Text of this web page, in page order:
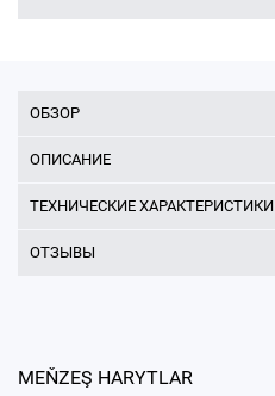
ОБЗОР
ОПИСАНИЕ
ТЕХНИЧЕСКИЕ ХАРАКТЕРИСТИКИ
ОТЗЫВЫ
MEŇZEŞ HARYTLAR